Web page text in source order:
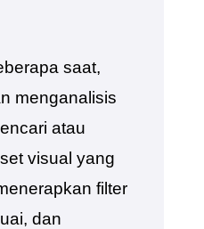
saat,
menganalisis
atau
visual yang
filter
dan